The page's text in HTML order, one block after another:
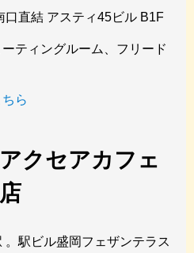
口直結 アスティ45ビル B1F
ティングルーム、フリード
ら
クセアカフェ
駅ビル盛岡フェザンテラス